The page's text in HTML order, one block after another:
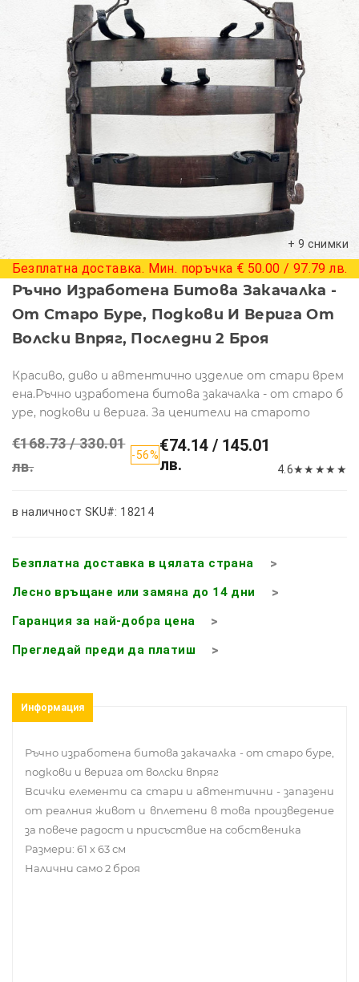
+ 9 снимки
Безплатна доставка. Мин. поръчка € 50.00 / 97.79 лв.
Ръчно Изработена Битова Закачалка -
От Старо Буре, Подкови И Верига От
Волски Впряг, Последни 2 Броя
Красиво, диво и автентично изделие от стари врем
ена.Ръчно изработена битова закачалка - от старо б
уре, подкови и верига. За ценители на старото
€168.73 / 330.01
лв.
-56%€74.14 / 145.01
лв.
4.6★★ ★★ ★
в наличност SKU#: 18214
Безплатна доставка в цялата страна
Лесно връщане или замяна до 14 дни
Гаранция за най-добра цена
Прегледай преди да платиш
Информация
Ръчно изработена битова закачалка - от старо буре,
подкови и верига от волски впряг
Всички елементи са стари и автентични - запазени
от реалния живот и вплетени в това произведение
за повече радост и присъствие на собственика
Размери: 61 х 63 см
Налични само 2 броя